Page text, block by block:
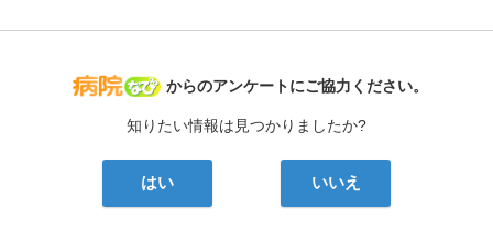
病院なび
からのアンケートにご協力ください。
知りたい情報は見つかりましたか?
はい いいえ